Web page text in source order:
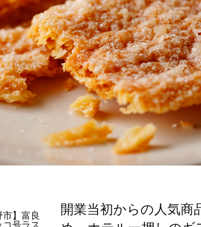
市】富良
号ラス
開業当初からの人気商